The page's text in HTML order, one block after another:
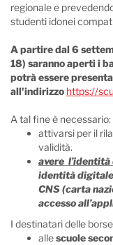
regionale e
studenti idonei
A partire dal 6
18) saranno aperti i
potrà essere
all'indirizzo https://
A tal fine è necessario:
attivarsi per il
validità.
avere
identità
CNS (carta
accesso
I destinatari delle
allescuole